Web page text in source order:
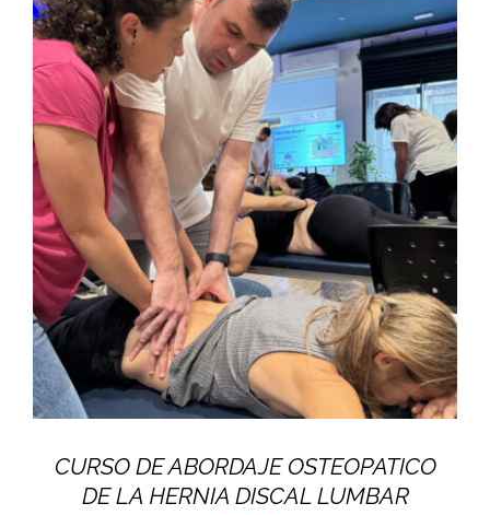
CURSO DE ABORDAJE OSTEOPATICO
DE LA HERNIA DISCAL LUMBAR